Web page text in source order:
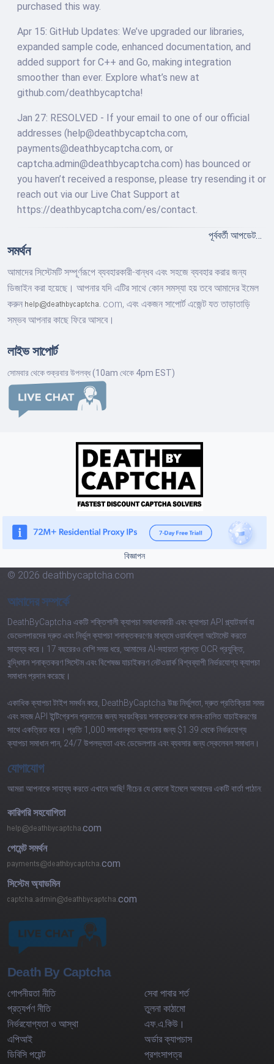
purchased this way.
Apr 15: GitHub Updates: We’ve upgraded our libraries,
expanded sample code, enhanced documentation, and
added support for C++ and Go, making integration
smoother than ever. Explore what’s new at
github.com/deathbycaptcha!
Jan 27: RESOLVED - If your email to one of our official
addresses (help@deathbycaptcha.com,
payments@deathbycaptcha.com, or
captcha.admin@deathbycaptcha.com) has bounced or
you haven’t received a response, please try resending it or
reach out via our Live Chat Support at
https://deathbycaptcha.com/es/contact.
পূর্ববর্তী আপডেট…
সমর্থন
আমাদের সিস্টেমটি সম্পূর্ণরূপে ব্যবহারকারী-বান্ধব এবং সহজে ব্যবহার করার জন্য
ডিজাইন করা হয়েছে। আপনার যদি এটির সাথে কোন সমস্যা হয় তবে আমাদের ইমেল
করুন
com, এবং একজন সাপোর্ট এজেন্ট যত তাড়াতাড়ি
সম্ভব আপনার কাছে ফিরে আসবে।
লাইভ সাপোর্ট
সোমবার থেকে শুক্রবার উপলব্ধ (10am থেকে 4pm EST)
বিজ্ঞাপন
© 2026 deathbycaptcha.com
আমাদের সম্পর্কে
DeathByCaptcha একটি শক্তিশালী ক্যাপচা সমাধানকারী এবং ক্যাপচা API প্ল্যাটফর্ম যা
ডেভেলপারদের দ্রুত এবং নির্ভুল ক্যাপচা শনাক্তকরণের মাধ্যমে ওয়ার্কফ্লো অটোমেট করতে
সাহায্য করে। 17 বছরেরও বেশি সময় ধরে, আমাদের AI-সহায়তা প্রাপ্ত OCR প্রযুক্তি,
বুদ্ধিমান শনাক্তকরণ সিস্টেম এবং বিশেষজ্ঞ যাচাইকরণ নেটওয়ার্ক বিশ্বব্যাপী নির্ভরযোগ্য ক্যাপচা
সমাধান প্রদান করেছে।
একাধিক ক্যাপচা টাইপ সমর্থন করে, DeathByCaptcha উচ্চ নির্ভুলতা, দ্রুত প্রতিক্রিয়া সময়
এবং সহজ API ইন্টিগ্রেশন প্রদানের জন্য স্বয়ংক্রিয় শনাক্তকরণকে মানব-চালিত যাচাইকরণের
সাথে একত্রিত করে। প্রতি 1,000 সমাধানকৃত ক্যাপচার জন্য $1.39 থেকে নির্ভরযোগ্য
ক্যাপচা সমাধান পান, 24/7 উপলভ্যতা এবং ডেভেলপার এবং ব্যবসার জন্য স্কেলেবল সমাধান।
যোগাযোগ
আমরা আপনাকে সাহায্য করতে এখানে আছি! নীচের যে কোনো ইমেলে আমাদের একটি বার্তা পাঠান:
কারিগরি সহযোগিতা
com
পেমেন্ট সমর্থন
com
সিস্টেম অ্যাডমিন
com
Death By Captcha
গোপনীয়তা নীতি
সেবা পাবার শর্ত
প্রত্যর্পণ নীতি
তুলনা কাঠামো
নির্ভরযোগ্যতা ও আস্থা
এফ.এ.কিউ।
এপিআই
অর্ডার ক্যাপচাস
ডিবিসি পয়েন্ট
প্রশংসাপত্র